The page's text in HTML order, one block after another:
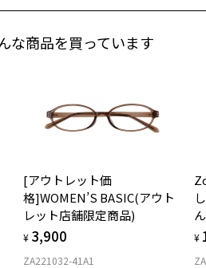
再入荷
「再入荷お知ら
[スペシ
な商品を買っています
[アウトレット価
格]WOMEN’S BASIC(アウト
レット店舗限定商品)
¥ 3,900
ZA221032-41A1
¥